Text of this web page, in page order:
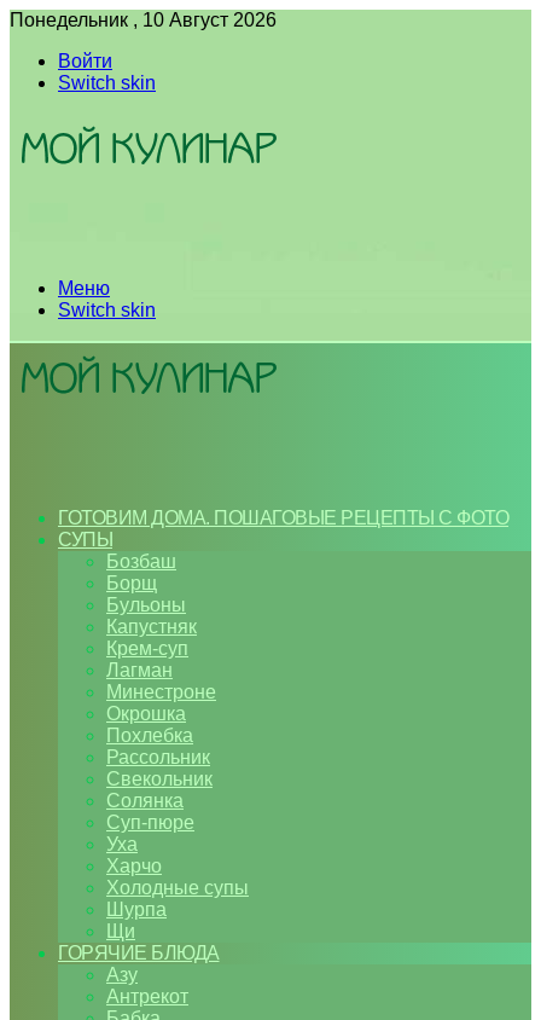
Понедельник , 10 Август 2026
Войти
Switch skin
Меню
Switch skin
ГОТОВИМ ДОМА. ПОШАГОВЫЕ РЕЦЕПТЫ С ФОТО
СУПЫ
Бозбаш
Борщ
Бульоны
Капустняк
Крем-суп
Лагман
Минестроне
Окрошка
Похлебка
Рассольник
Свекольник
Солянка
Суп-пюре
Уха
Харчо
Холодные супы
Шурпа
Щи
ГОРЯЧИЕ БЛЮДА
Азу
Антрекот